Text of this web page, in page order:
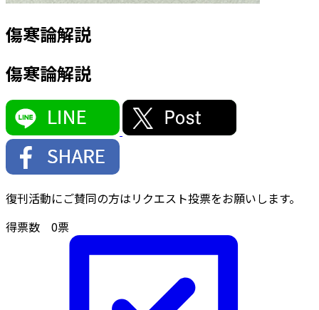
傷寒論解説
傷寒論解説
復刊活動にご賛同の方はリクエスト投票をお願いします。
得票数 0票